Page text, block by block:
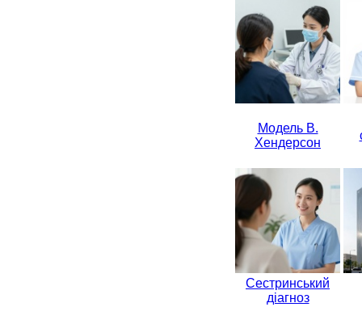
Модель В.
Хендерсон
Сестринський
діагноз